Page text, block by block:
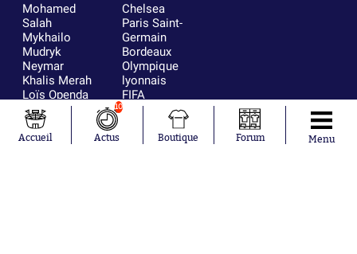
Mohamed
Salah
Mykhailo
Mudryk
Neymar
Khalis Merah
Loïs Openda
Moussa
Niakhaté
Nicolás
Chelsea
Paris Saint-
Germain
Bordeaux
Olympique
lyonnais
FIFA
Real Madrid
RC Strasbourg
AC Milan
Accueil
10
Actus Boutique Forum Menu